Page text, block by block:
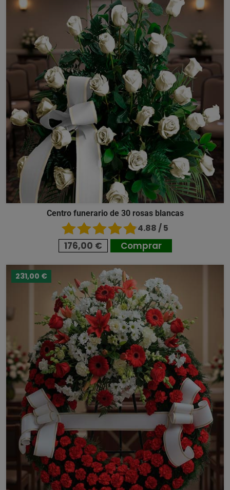
Centro funerario de 30 rosas blancas
4.88 / 5
176,00 € Comprar
231,00 €